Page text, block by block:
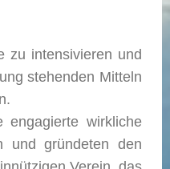
zu intensivieren und
stehenden Mitteln
engagierte wirkliche
und gründeten den